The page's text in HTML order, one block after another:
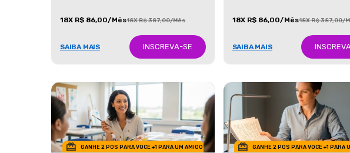
18X R$ 86,00/Mês18X R$ 387,00/Mês
SAIBA MAIS INSCREVA-SE
18X R$ 86,00/Mês18X R$ 387,00/
SAIBA MAIS
GANHE 2 POS PARA VOCE +1 PARA UM AMIGO GANHE 2 POS PARA VOCE +1 PARA